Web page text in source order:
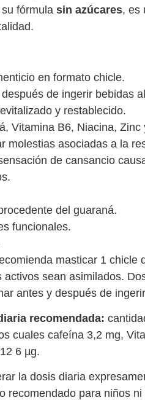
fórmula sin azúcares, es
en formato chicle.
de ingerir bebidas
y restablecido.
Vitamina B6, Niacina, Zinc
molestias asociadas a la
de cansancio
del guaraná.
funcionales.
masticar 1 chicle
sean asimilados.
antes y después de
recomendada:
cuales cafeína 3,2 mg,
6 µg.
la dosis diaria
recomendado para niños